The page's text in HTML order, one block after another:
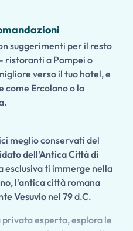
suggerimenti per il resto
ristoranti a Pompei o
verso il tuo hotel, e
Ercolano o la
meglio conservati del
dell'Antica Città di
esclusiva ti immerge nella
, l'antica città romana
Vesuvio nel 79 d.C.
esperta, esplora le